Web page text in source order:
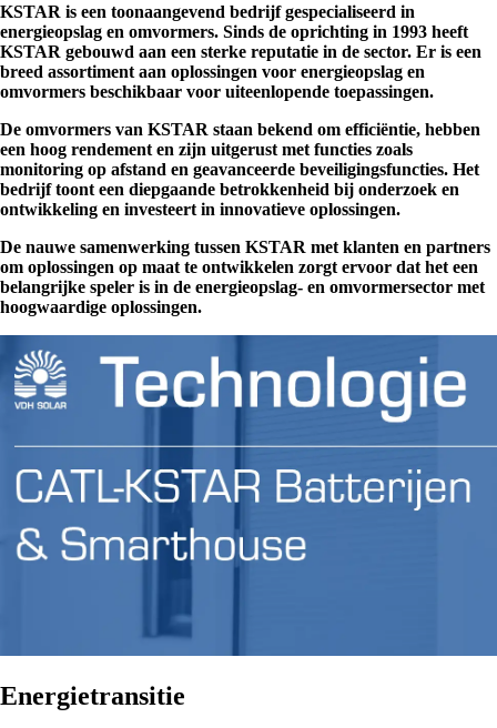
KSTAR is een toonaangevend bedrijf gespecialiseerd in
energieopslag en omvormers. Sinds de oprichting in 1993 heeft
KSTAR gebouwd aan een sterke reputatie in de sector. Er is een
breed assortiment aan oplossingen voor energieopslag en
omvormers beschikbaar voor uiteenlopende toepassingen.
De omvormers van KSTAR staan bekend om efficiëntie, hebben
een hoog rendement en zijn uitgerust met functies zoals
monitoring op afstand en geavanceerde beveiligingsfuncties. Het
bedrijf toont een diepgaande betrokkenheid bij onderzoek en
ontwikkeling en investeert in innovatieve oplossingen.
De nauwe samenwerking tussen KSTAR met klanten en partners
om oplossingen op maat te ontwikkelen zorgt ervoor dat het een
belangrijke speler is in de energieopslag- en omvormersector met
hoogwaardige oplossingen.
Energietransitie